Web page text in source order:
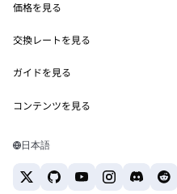
MetaMask Connect
Snaps
Web3サービス
セキュリティ
サポート
キャリア
お問い合わせ
価格を見る
イーサリアムの価格
Solanaの価格
Tetherの価格
交換レートを見る
ETH→USD
USDT→INR
BTC→INR
ETH→USDT
ガイドを見る
ETHの購入
USDTの購入
コンテンツを見る
Solanaウォレット
日本語